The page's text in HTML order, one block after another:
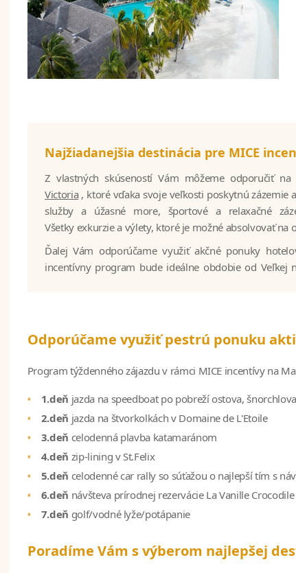
Najžiadanejšia destinácia pre MICE
Z vlastných skúseností Vám môžeme odporučiť na
Victoria, ktoré vďaka svoje veľkosti poskytnú zázemie
služby a úžasné more, športové a relaxačné
Všetky exkurzie a výlety, ktoré je možné absolvovať
Ďalej Vám odporúčame využiť akčné ponuky
incentívny program bude ideálne obdobie od Veľkej
Odporúčame využiť pestrú ponuku
Program týždenného zájazdu v rámci MICE incentívy na
1.deň jazda na speedboat po pobreží ostova,
2.deň jazda na štvorkolkách v Domaine de L'Etoile
3.deň celodenná plavba katamaránom
4.deň zip-lining v St.Felix
5.deň celodenné car rally so súťažou o najlepší tím s
6.deň návšteva prírodnej rezervácie La Vanille
7.deň golf/vodné lyže/potápanie
Poradíme Vám s výberom najlepšej